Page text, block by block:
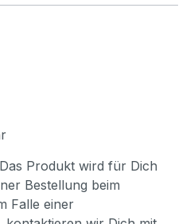
Produkt wird für Dich
Bestellung beim
Falle einer